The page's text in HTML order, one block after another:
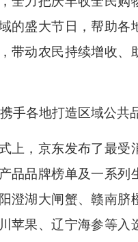
的盛大节日，帮助各
带动农民持续增收、
手各地打造区域公共
上，京东发布了最受
品品牌榜单及一系列
澄湖大闸蟹、赣南脐
苹果、辽宁海参等入